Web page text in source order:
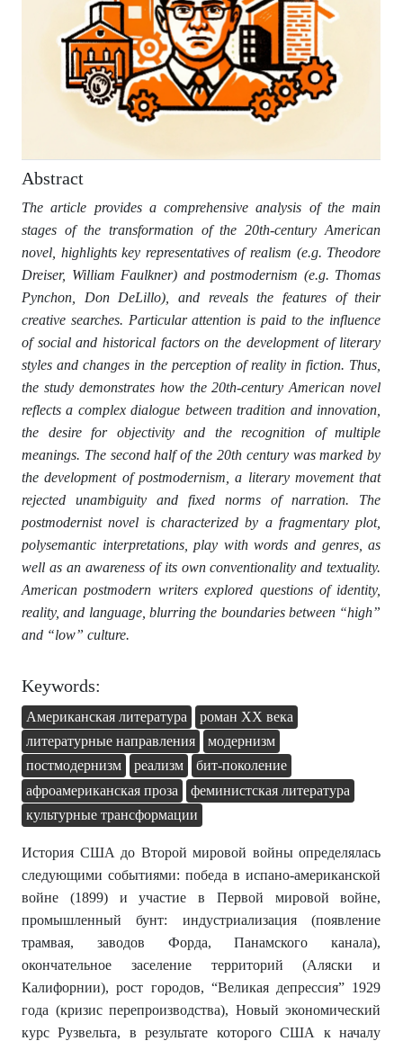
Abstract
The article provides a comprehensive analysis of the main
stages of the transformation of the 20th-century American
novel, highlights key representatives of realism (e.g. Theodore
Dreiser, William Faulkner) and postmodernism (e.g. Thomas
Pynchon, Don DeLillo), and reveals the features of their
creative searches. Particular attention is paid to the influence
of social and historical factors on the development of literary
styles and changes in the perception of reality in fiction. Thus,
the study demonstrates how the 20th-century American novel
reflects a complex dialogue between tradition and innovation,
the desire for objectivity and the recognition of multiple
meanings. The second half of the 20th century was marked by
the development of postmodernism, a literary movement that
rejected unambiguity and fixed norms of narration. The
postmodernist novel is characterized by a fragmentary plot,
polysemantic interpretations, play with words and genres, as
well as an awareness of its own conventionality and textuality.
American postmodern writers explored questions of identity,
reality, and language, blurring the boundaries between “high”
and “low” culture.
Keywords:
Американская литература
роман XX века
литературные направления
модернизм
постмодернизм
реализм
бит-поколение
афроамериканская проза
феминистская литература
культурные трансформации
История США до Второй мировой войны определялась
следующими событиями: победа в испано-американской
войне (1899) и участие в Первой мировой войне,
промышленный бунт: индустриализация (появление
трамвая, заводов Форда, Панамского канала),
окончательное заселение территорий (Аляски и
Калифорнии), рост городов, “Великая депрессия” 1929
года (кризис перепроизводства), Новый экономический
курс Рузвельта, в результате которого США к началу